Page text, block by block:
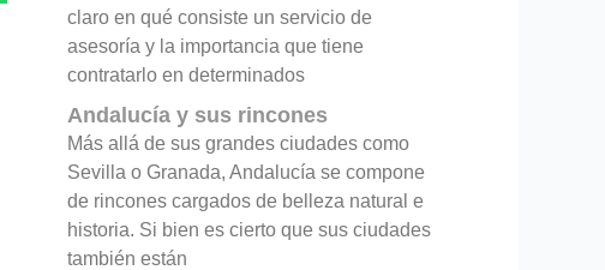
claro en qué consiste un servicio de
asesoría y la importancia que tiene
contratarlo en determinados
Andalucía y sus rincones
Más allá de sus grandes ciudades como
Sevilla o Granada, Andalucía se compone
de rincones cargados de belleza natural e
historia. Si bien es cierto que sus ciudades
también están